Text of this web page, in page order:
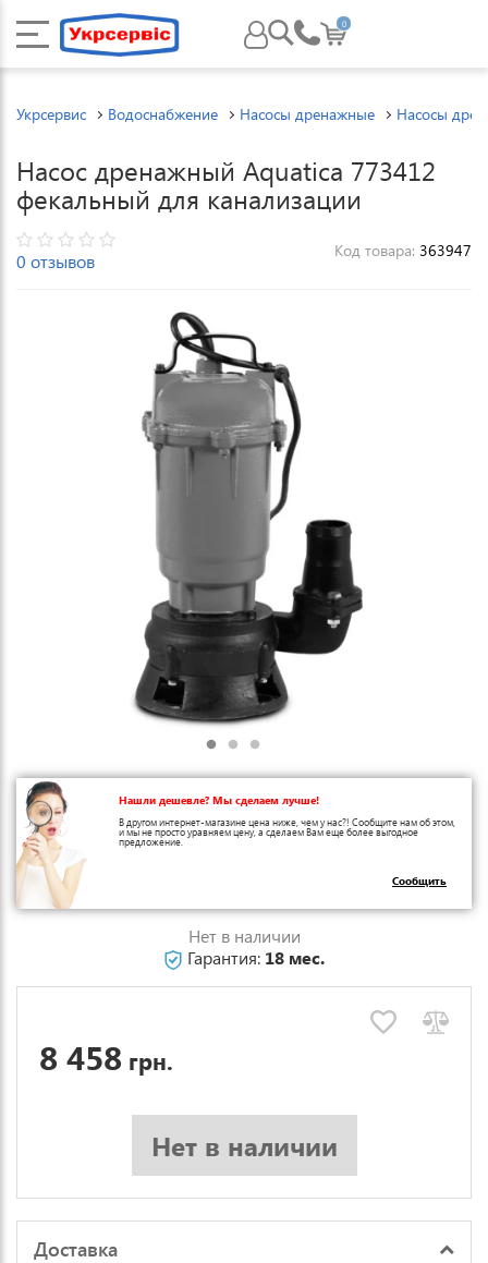
0
Укрсервис Водоснабжение Насосы дренажные Насосы
Насос дренажный Aquatica 773412
фекальный для канализации
0 отзывов Код товара: 363947
Нашли дешевле? Мы сделаем лучше!
В другом интернет-магазине цена ниже, чем у нас?! Сообщите нам об этом,
и мы не просто уравняем цену, а сделаем Вам еще более выгодное
предложение.
Сообщить
Нет в наличии
Гарантия: 18 мес.
8 458 грн.
Нет в наличии
Доставка